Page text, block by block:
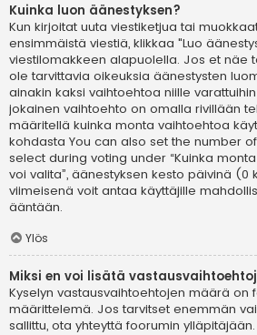
Kuinka luon äänestyksen?
Kun kirjoitat uuta viestiketjua tai
ensimmäistä viestiä, klikkaa "Luo
viestilomakkeen alapuolella. Jos et näe
ole tarvittavia oikeuksia äänestysten
ainakin kaksi vaihtoehtoa niille
jokainen vaihtoehto on omalla rivillään
määritellä kuinka monta vaihtoehtoa
kohdasta You can also set the number
select during voting under “Kuinka
voi valita”, äänestyksen kesto päivinä
viimeisenä voit antaa käyttäjille
ääntään.
Ylös
Miksi en voi lisätä
Kyselyn vastausvaihtoehtojen määrä on
määrittelemä. Jos tarvitset enemmän
sallittu, ota yhteyttä foorumin ylläpitäjään.